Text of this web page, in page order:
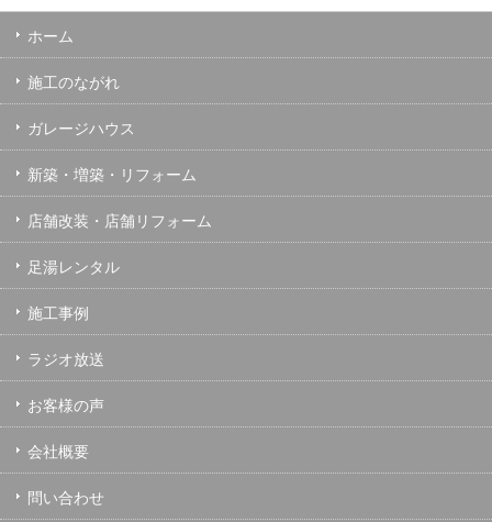
ホーム
施工のながれ
ガレージハウス
新築・増築・リフォーム
店舗改装・店舗リフォーム
足湯レンタル
施工事例
ラジオ放送
お客様の声
会社概要
問い合わせ